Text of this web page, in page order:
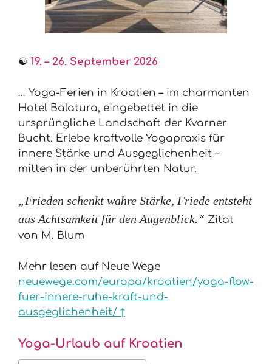
☯ 19. – 26. September 2026
… Yoga-Ferien in Kroatien – im charmanten
Hotel Balatura, eingebettet in die
ursprüngliche Landschaft der Kvarner
Bucht. Erlebe kraftvolle Yogapraxis für
innere Stärke und Ausgeglichenheit –
mitten in der unberührten Natur.
„Frieden schenkt wahre Stärke, Friede entsteht
aus Achtsamkeit für den Augenblick.“ Zitat
von M. Blum
Mehr lesen auf Neue Wege
neuewege.com/europa/kroatien/yoga-flow-
fuer-innere-ruhe-kraft-und-
ausgeglichenheit/ ↑
Yoga-Urlaub auf Kroatien